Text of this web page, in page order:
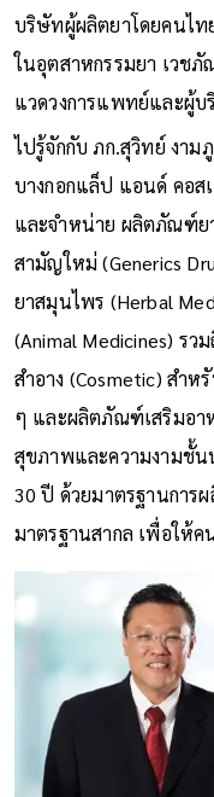
บริษัทผู้ผลิตยาโดยคนไ
ในอุตสาหกรรมยา เวช
แวดวงการแพทย์และผู้
ไปรู้จักกับ ภก.สุวิทย์ งา
บางกอกแล็ป แอนด์ คอส
และจำหน่าย ผลิตภัณฑ์
สามัญใหม่ (Generics
ยาสมุนไพร (Herbal
(Animal Medicines) ร
สำอาง (Cosmetic) สำ
ๆ และผลิตภัณฑ์เสริมอา
สุขภาพและความงามชั้น
30 ปี ด้วยมาตรฐานกา
มาตรฐานสากล เพื่อให้ค